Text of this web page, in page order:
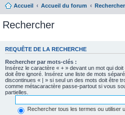
Accueil Accueil du forum Rechercher
Rechercher
REQUÊTE DE LA RECHERCHE
Rechercher par mots-clés :
Insérez le caractère « + » devant un mot qui
doit être ignoré. Insérez une liste de mots
discontinues « | » si seul un des mots doit être
comme métacaractère passe-partout si vous
partielles.
Rechercher tous les termes ou utiliser